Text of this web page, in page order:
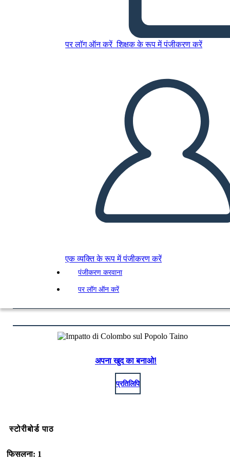
पर लॉग ऑन करें शिक्षक के रूप में पंजीकरण करें
एक व्यक्ति के रूप में पंजीकरण करें
पंजीकरण करवाना
पर लॉग ऑन करें
इस स्टोरीबोर्ड को कॉपी करें
मुझे पढ़कर सुनाओ
अपना खुद का बनाओ!
प्रतिलिपि
स्टोरीबोर्ड पाठ
फिसलना: 1